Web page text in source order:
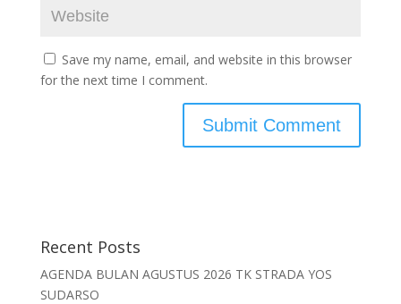
Save my name, email, and website in this browser
for the next time I comment.
Recent Posts
AGENDA BULAN AGUSTUS 2026 TK STRADA YOS
SUDARSO